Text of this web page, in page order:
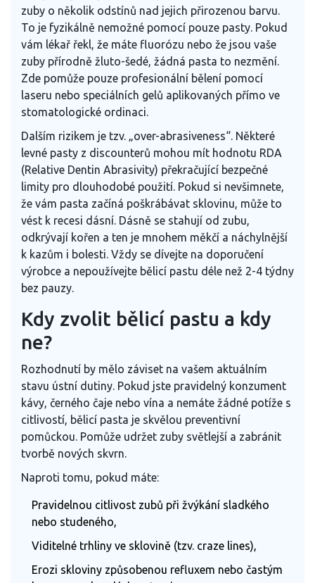
zuby o několik odstínů nad jejich přirozenou barvu.
To je fyzikálně nemožné pomocí pouze pasty. Pokud
vám lékař řekl, že máte fluorózu nebo že jsou vaše
zuby přírodně žluto-šedé, žádná pasta to nezmění.
Zde pomůže pouze profesionální bělení pomocí
laseru nebo speciálních gelů aplikovaných přímo ve
stomatologické ordinaci.
Dalším rizikem je tzv. „over-abrasiveness“. Některé
levné pasty z discounterů mohou mít hodnotu RDA
(Relative Dentin Abrasivity) překračující bezpečné
limity pro dlouhodobé použití. Pokud si nevšimnete,
že vám pasta začíná poškrábávat sklovinu, může to
vést k recesi dásní. Dásně se stahují od zubu,
odkrývají kořen a ten je mnohem měkčí a náchylnější
k kazům i bolesti. Vždy se dívejte na doporučení
výrobce a nepoužívejte bělicí pastu déle než 2-4 týdny
bez pauzy.
Kdy zvolit bělicí pastu a kdy
ne?
Rozhodnutí by mělo záviset na vašem aktuálním
stavu ústní dutiny. Pokud jste pravidelný konzument
kávy, černého čaje nebo vína a nemáte žádné potíže s
citlivostí, bělicí pasta je skvělou preventivní
pomůckou. Pomůže udržet zuby světlejší a zabránit
tvorbě nových skvrn.
Naproti tomu, pokud máte:
Pravidelnou citlivost zubů při žvýkání sladkého
nebo studeného,
Viditelné trhliny ve sklovině (tzv. craze lines),
Erozi skloviny způsobenou refluxem nebo častým